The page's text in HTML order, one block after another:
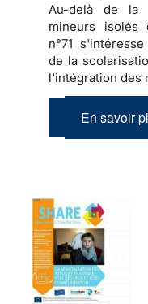
Au-delà de la
mineurs isolés
n°71
de la
l'intégration des
En savoir